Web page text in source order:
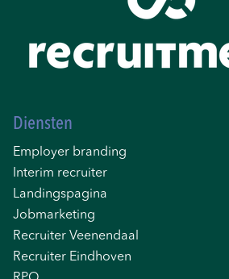
Diensten
Employer branding
Interim recruiter
Landingspagina
Jobmarketing
Recruiter Veenendaal
Recruiter Eindhoven